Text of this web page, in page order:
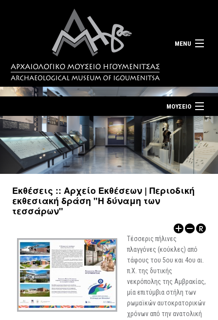
MENU
Αρχική σελίδα
Επίσκεψη
Επικοινωνία
Νέα
ΜΟΥΣΕΙΟ
ΤΟ ΜΟΥΣΕΙΟ
ΕΚΘΕΣΕΙΣ
ΕΚΔΗΛΩΣΕΙΣ
ΕΚΔΟΣΕΙΣ
Εκθέσεις :: Αρχείο Εκθέσεων | Περιοδική
εκθεσιακή δράση "Η δύναμη των
τεσσάρων"
Τέσσερις πήλινες
πλαγγόνες (κούκλες) από
τάφους του 5ου και 4ου αι.
π.Χ. της δυτικής
νεκρόπολης της Αμβρακίας,
μία επιτύμβια στήλη των
ρωμαϊκών αυτοκρατορικών
χρόνων από την ανατολική